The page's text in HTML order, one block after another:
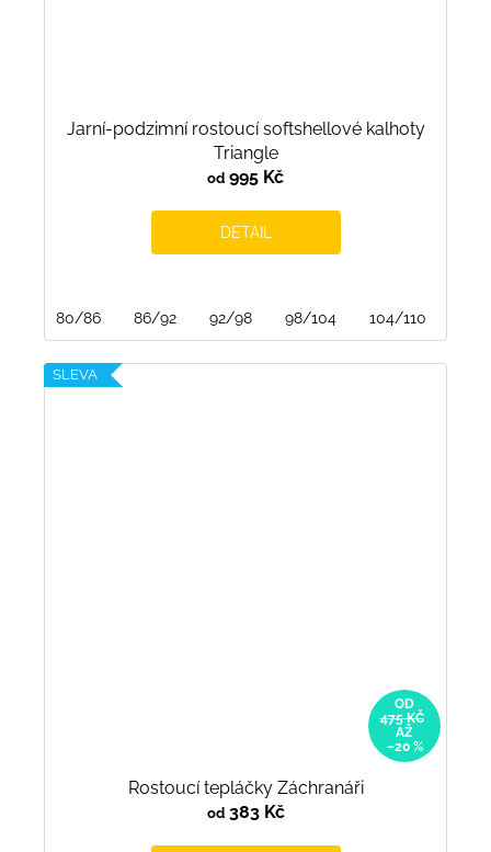
Jarní-podzimní rostoucí softshellové kalhoty
Triangle
od 995 Kč
DETAIL
80/86 86/92 92/98 98/104 104/110
SLEVA
OD
475 KČ
AŽ
–20 %
Rostoucí tepláčky Záchranáři
od383 Kč